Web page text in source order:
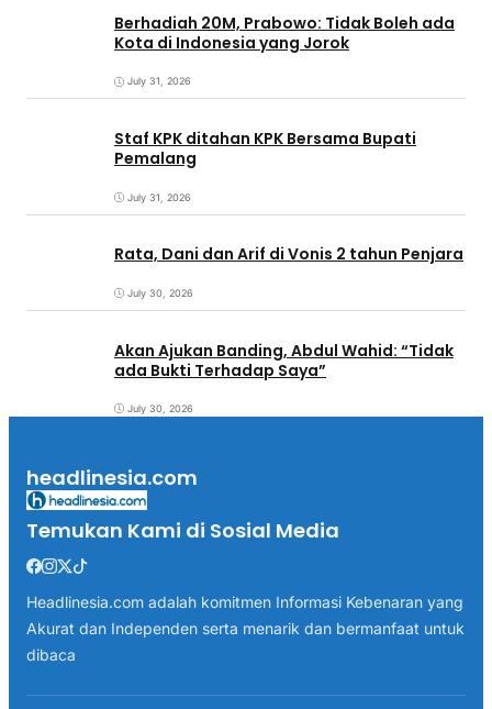
Berhadiah 20M, Prabowo: Tidak Boleh ada
Kota di Indonesia yang Jorok
July 31, 2026
Staf KPK ditahan KPK Bersama Bupati
Pemalang
July 31, 2026
Rata, Dani dan Arif di Vonis 2 tahun Penjara
July 30, 2026
Akan Ajukan Banding, Abdul Wahid: “Tidak
ada Bukti Terhadap Saya”
July 30, 2026
headlinesia.com
Temukan Kami di Sosial Media
Headlinesia.com adalah komitmen Informasi Kebenaran yang
Akurat dan Independen serta menarik dan bermanfaat untuk
dibaca